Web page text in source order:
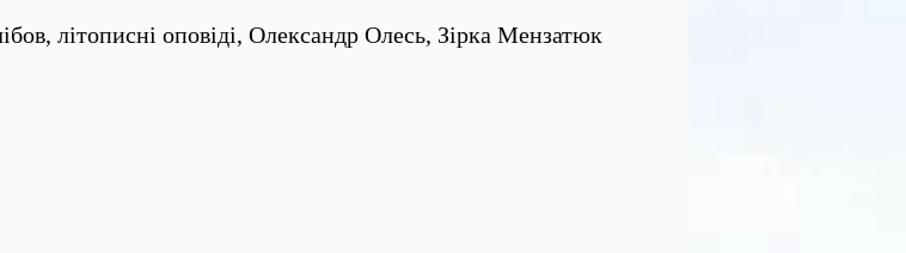
літописні оповіді, Олександр Олесь, Зірка Мензатюк